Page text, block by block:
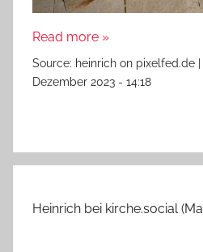
Read more »
Source: heinrich on pixelfed.de
Dezember 2023 - 14:18
Heinrich bei kirche.social